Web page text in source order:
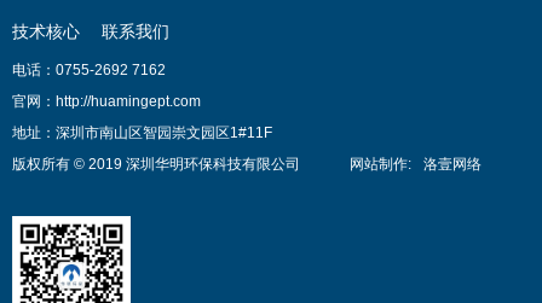
技术核心 联系我们
电话：0755-2692 7162
官网：http://huamingept.com
地址：深圳市南山区智园崇文园区1#11F
版权所有 © 2019 深圳华明环保科技有限公司
网站制作: 洛壹网络